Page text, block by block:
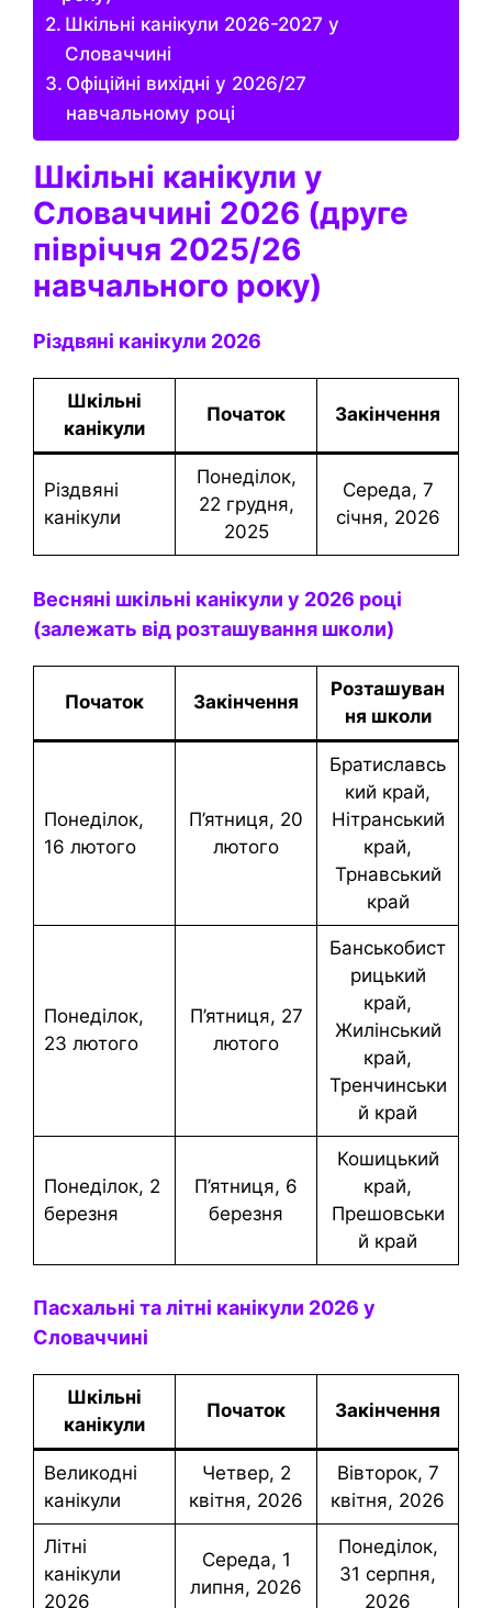
Шкільні канікули 2026-2027 у
Словаччині
Офіційні вихідні у 2026/27
навчальному році
Шкільні канікули у
Словаччині 2026 (друге
півріччя 2025/26
навчального року)
Різдвяні канікули 2026
Шкільні
канікули
Початок Закінчення
Різдвяні
канікули
понеділок,
22 грудня,
2025
середа, 7
січня, 2026
Весняні шкільні канікули у 2026 році
(залежать від розташування школи)
Початок Закінчення
Розташуван
ня школи
понеділок,
16 лютого
п’ятниця, 20
лютого
Братиславсь
кий край,
Нітранський
край,
Трнавський
край
понеділок,
23 лютого
п’ятниця, 27
лютого
Банськобист
рицький
край,
Жилінський
край,
Тренчинськи
й край
понеділок, 2
березня
п’ятниця, 6
березня
Кошицький
край,
Прешовськи
й край
Пасхальні та літні канікули 2026 у
Словаччині
Шкільні
канікули
Початок Закінчення
Великодні
канікули
четвер, 2
квітня, 2026
Вівторок, 7
квітня, 2026
Літні
канікули
2026
середа, 1
липня, 2026
понеділок,
31 серпня,
2026